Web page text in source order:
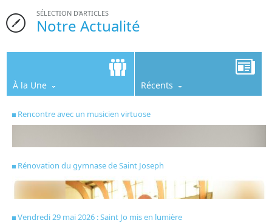
SÉLECTION D'ARTICLES
Notre Actualité
À la Une Récents
Rencontre avec un musicien virtuose
Rénovation du gymnase de Saint Joseph
Vendredi 29 mai 2026 : Saint Jo mis en lumière